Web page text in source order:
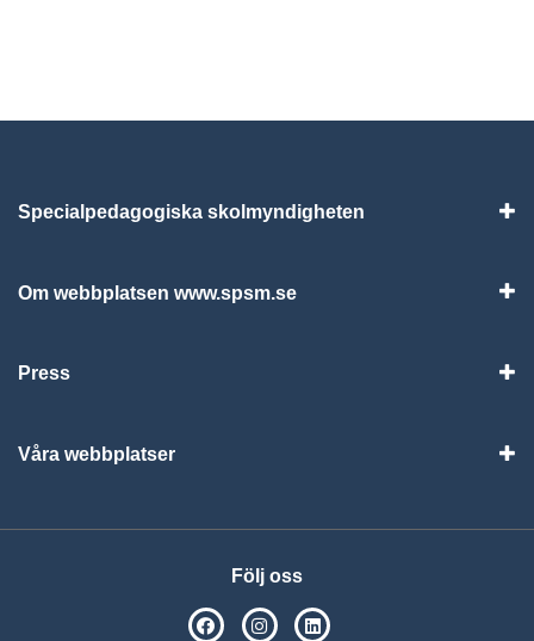
Specialpedagogiska skolmyndigheten
Om webbplatsen www.spsm.se
Press
Våra webbplatser
Följ oss
SPSM på Facebook
SPSM på Instagram